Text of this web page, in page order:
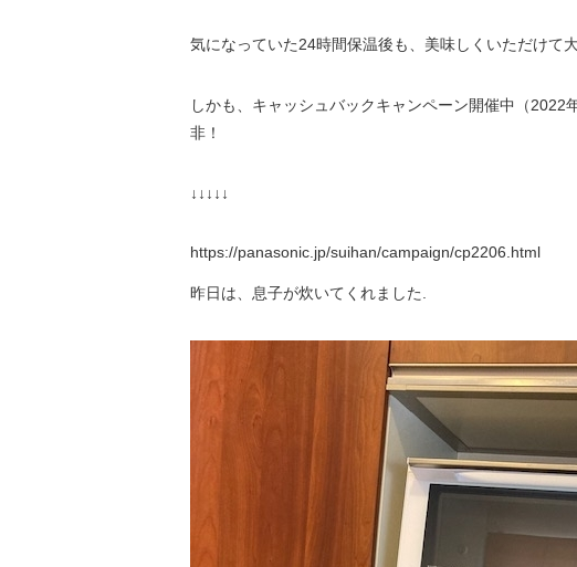
気になっていた24時間保温後も、美味しくいただけて
しかも、キャッシュバックキャンペーン開催中（
非！
↓↓↓↓↓
https://panasonic.jp/suihan/campaign/cp2206.html
昨日は、息子が炊いてくれました.